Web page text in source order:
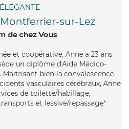
ÉLÉGANTE
Montferrier-sur-Lez
de chez Vous
et coopérative, Anne a 23 ans
un diplôme d'Aide Médico-
Maitrisant bien la convalescence
vasculaires cérébraux, Anne
de toilette/habillage,
et lessive/repassage*